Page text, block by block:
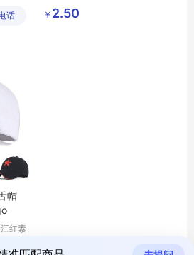
限公
话
渔夫帽 旅行社定制帽
￥ 2.50
帽
红素